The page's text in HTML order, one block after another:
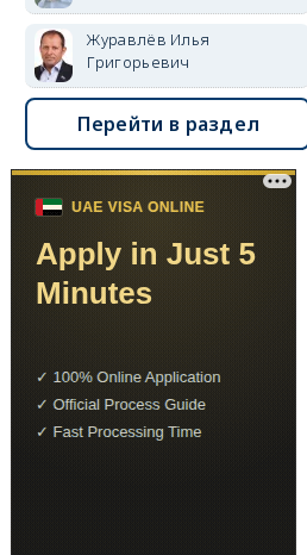
Журавлёв Илья
Григорьевич
Перейти в раздел